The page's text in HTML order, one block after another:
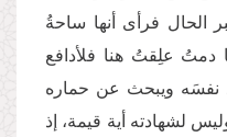
الحال فرأى أنها ساحةُ
علِقتُ هنا فلأدافع
نفسَه ويبحث عن حماره
لشهادته أية قيمة، إذ